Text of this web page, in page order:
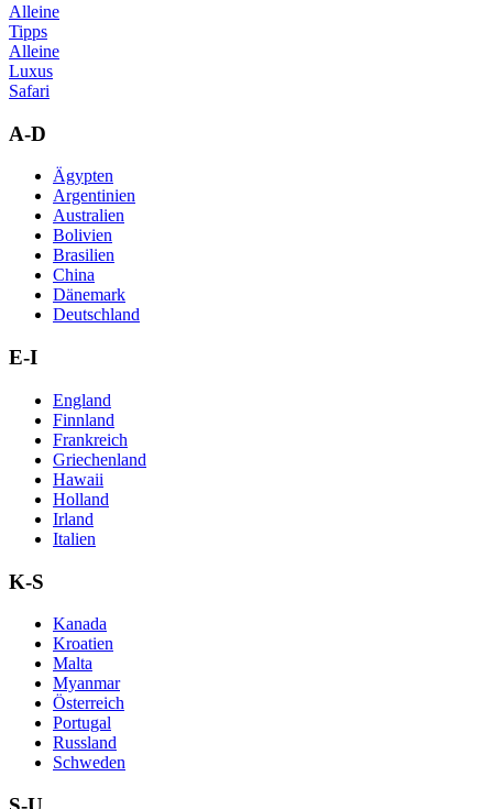
Alleine
Tipps
Alleine
Luxus
Safari
A-D
Ägypten
Argentinien
Australien
Bolivien
Brasilien
China
Dänemark
Deutschland
E-I
England
Finnland
Frankreich
Griechenland
Hawaii
Holland
Irland
Italien
K-S
Kanada
Kroatien
Malta
Myanmar
Österreich
Portugal
Russland
Schweden